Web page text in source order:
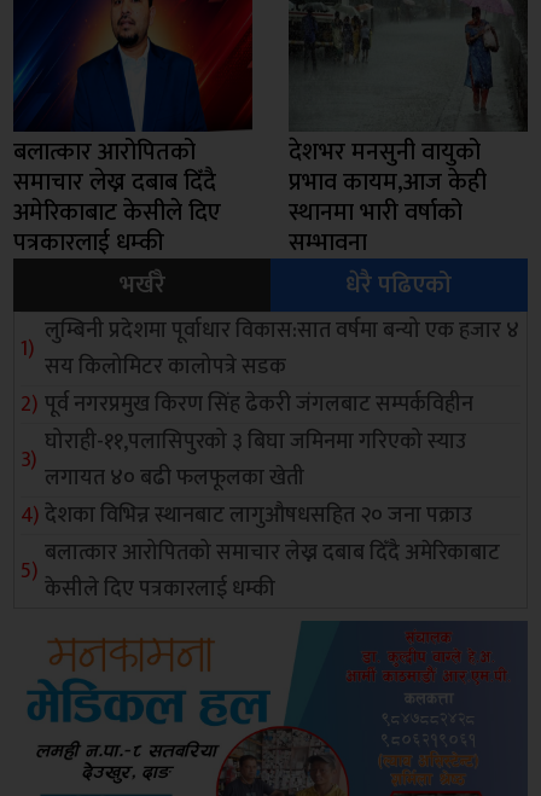
बलात्कार आरोपितको
समाचार लेख्न दबाब दिँदै
अमेरिकाबाट केसीले दिए
पत्रकारलाई धम्की
देशभर मनसुनी वायुको
प्रभाव कायम,आज केही
स्थानमा भारी वर्षाको
सम्भावना
भर्खरै
धेरै पढिएको
लुम्बिनी प्रदेशमा पूर्वाधार विकास:सात वर्षमा बन्यो एक हजार ४
सय किलोमिटर कालोपत्रे सडक
पूर्व नगरप्रमुख किरण सिंह ढेकरी जंगलबाट सम्पर्कविहीन
घोराही-११,पलासिपुरको ३ बिघा जमिनमा गरिएको स्याउ
लगायत ४० बढी फलफूलका खेती
देशका विभिन्न स्थानबाट लागुऔषधसहित २० जना पक्राउ
बलात्कार आरोपितको समाचार लेख्न दबाब दिँदै अमेरिकाबाट
केसीले दिए पत्रकारलाई धम्की